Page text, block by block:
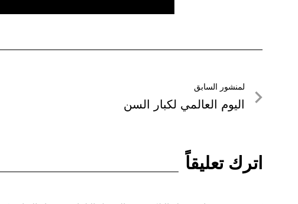
تصفّح
المقالات
لمنشور السابق
لمنشور
اليوم العالمي لكبار السن
اترك تعليقاً